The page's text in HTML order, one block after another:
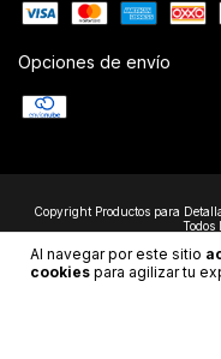
Al navegar por este sitio
cookies para agilizar tu
Opciones de envío
Copyright Productos para
Todos